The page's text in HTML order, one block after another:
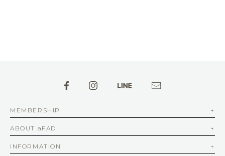
MEMBERSHIP
ABOUT aFAD
INFORMATION